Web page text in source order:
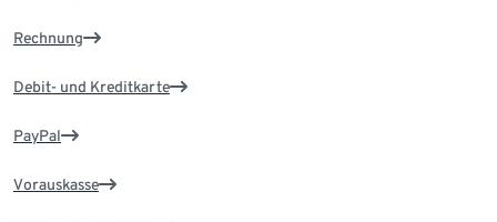
Rechnung
Debit- und Kreditkarte
PayPal
Vorauskasse